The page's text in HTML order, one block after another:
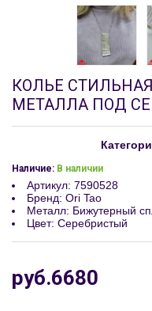
КОЛЬЕ
МЕТАЛЛА ПОД
Наличие: В наличии
Артикул: 7590528
Бренд: Ori Tao
Металл: Бижутерный
Цвет: Серебристый
руб.6680